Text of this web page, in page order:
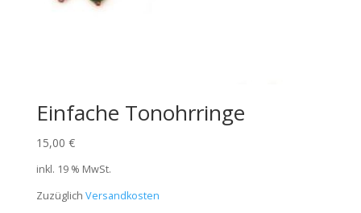
Einfache Tonohrringe
15,00 €
inkl. 19 % MwSt.
Zuzüglich Versandkosten